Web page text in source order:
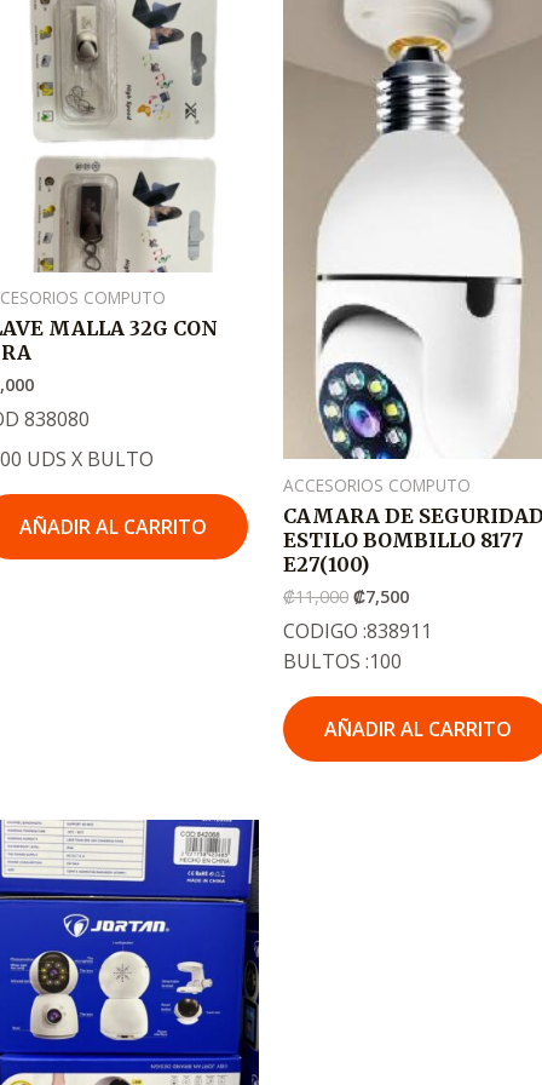
COMPUTO
MALLA 32G CON
838080
UDS X BULTO
AÑADIR AL CARRITO
ACCESORIOS COMPUTO
CAMARA DE
ESTILO BOMBILLO 8177
E27(100)
₡11,000
precio
original
era:
₡11,000
₡7,500
precio
actual
es:
.
₡7,500
CODIGO :838911
BULTOS :100
AÑADIR AL CARRITO
El
precio
original
era:
₡18,900
El
precio
actual
es:
.
₡12,650